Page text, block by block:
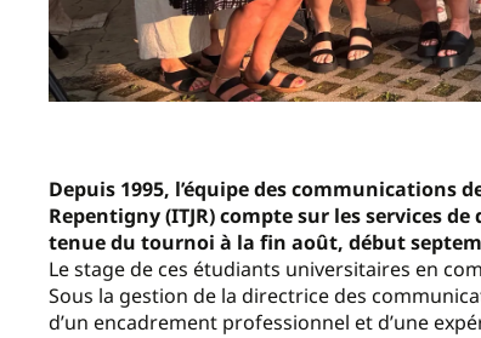
Depuis 1995, l’équipe des
Repentigny (ITJR) compte sur les services
tenue du tournoi à la fin août, début
Le stage de ces étudiants universitaires en
Sous la gestion de la directrice des
d’un encadrement professionnel et d’une